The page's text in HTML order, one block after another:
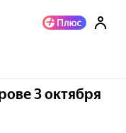
3 октября